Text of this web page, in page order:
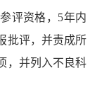
评资格，5年内
批评，并责成所
，并列入不良科